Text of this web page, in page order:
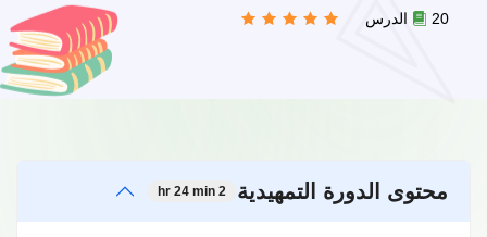
20 الدرس
محتوى الدورة التمهيدية 2 hr 24 min